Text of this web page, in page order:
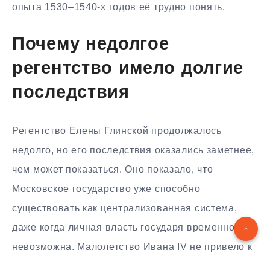
опыта 1530–1540-х годов её трудно понять.
Почему недолгое
регентство имело долгие
последствия
Регентство Елены Глинской продолжалось
недолго, но его последствия оказались заметнее,
чем может показаться. Оно показало, что
Московское государство уже способно
существовать как централизованная система,
даже когда личная власть государя временно
невозможна. Малолетство Ивана IV не привело к